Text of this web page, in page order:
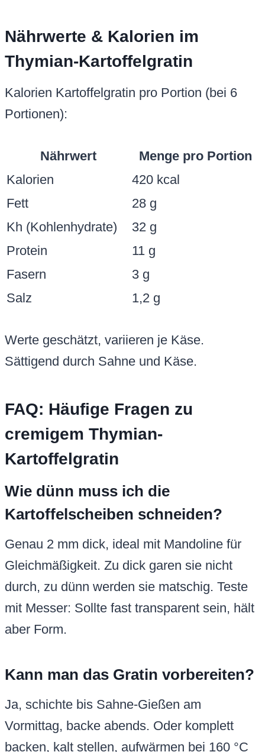
Nährwerte & Kalorien im
Thymian-Kartoffelgratin
Kalorien Kartoffelgratin pro Portion (bei 6
Portionen):
Nährwert
Menge pro Portion
Kalorien
420 kcal
Fett
28 g
Kh (Kohlenhydrate)
32 g
Protein
11 g
Fasern
3 g
Salz
1,2 g
Werte geschätzt, variieren je Käse.
Sättigend durch Sahne und Käse.
FAQ: Häufige Fragen zu
cremigem Thymian-
Kartoffelgratin
Wie dünn muss ich die
Kartoffelscheiben schneiden?
Genau 2 mm dick, ideal mit Mandoline für
Gleichmäßigkeit. Zu dick garen sie nicht
durch, zu dünn werden sie matschig. Teste
mit Messer: Sollte fast transparent sein, hält
aber Form.
Kann man das Gratin vorbereiten?
Ja, schichte bis Sahne-Gießen am
Vormittag, backe abends. Oder komplett
backen, kalt stellen, aufwärmen bei 160 °C